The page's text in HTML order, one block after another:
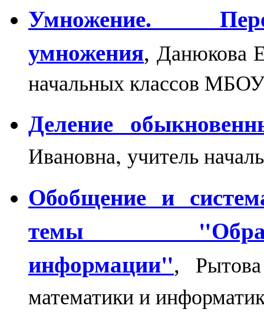
Умножение.
умножения, Данюкова
начальных классов
Деление
Ивановна, учитель
Обобщение и
темы
информации",
математики и